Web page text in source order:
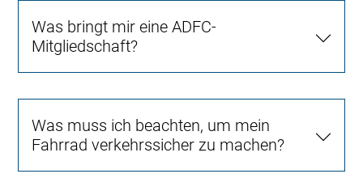
Was bringt mir eine ADFC-
Mitgliedschaft?
Was muss ich beachten, um mein
Fahrrad verkehrssicher zu machen?